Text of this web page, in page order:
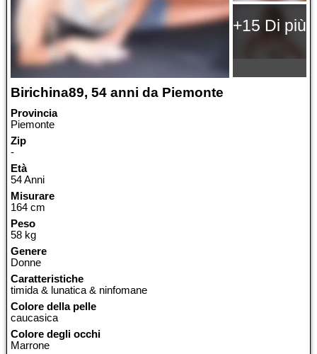
+15 Di più
Birichina89, 54 anni da Piemonte
Provincia
Piemonte
Zip
-
Età
54 Anni
Misurare
164 cm
Peso
58 kg
Genere
Donne
Caratteristiche
timida & lunatica & ninfomane
Colore della pelle
caucasica
Colore degli occhi
Marrone